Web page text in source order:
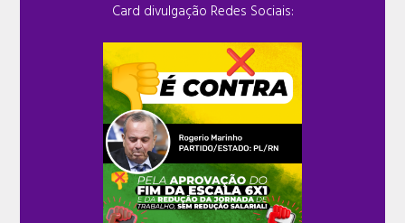
Card divulgação Redes Sociais: